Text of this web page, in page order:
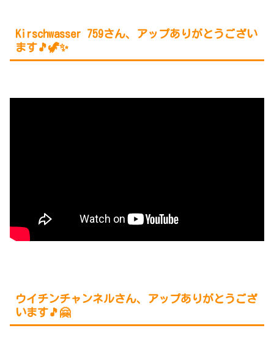
Kirschwasser 759さん、アップありがとうござい
ます🎵🦖✨
ウイチンチャンネルさん、アップありがとうござ
います🎵🤗